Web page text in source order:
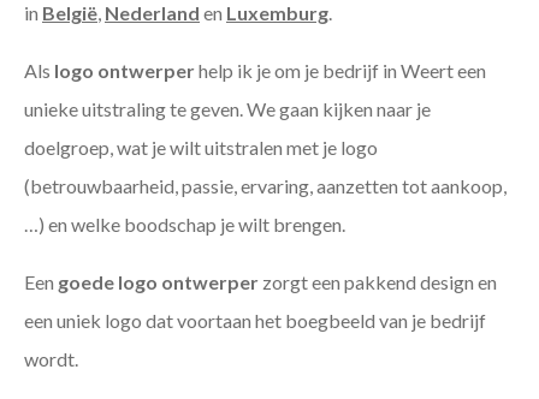
in België, Nederland en Luxemburg.
Als logo ontwerperhelp ik je om je bedrijf in Weert een
unieke uitstraling te geven. We gaan kijken naar je
doelgroep, wat je wilt uitstralen met je logo
(betrouwbaarheid, passie, ervaring, aanzetten tot aankoop,
…) en welke boodschap je wilt brengen.
Een goede logo ontwerper zorgt een pakkend design en
een uniek logo dat voortaan het boegbeeld van je bedrijf
wordt.